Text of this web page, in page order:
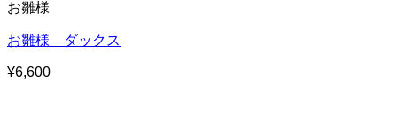
お雛様
お雛様 ダックス
¥6,600